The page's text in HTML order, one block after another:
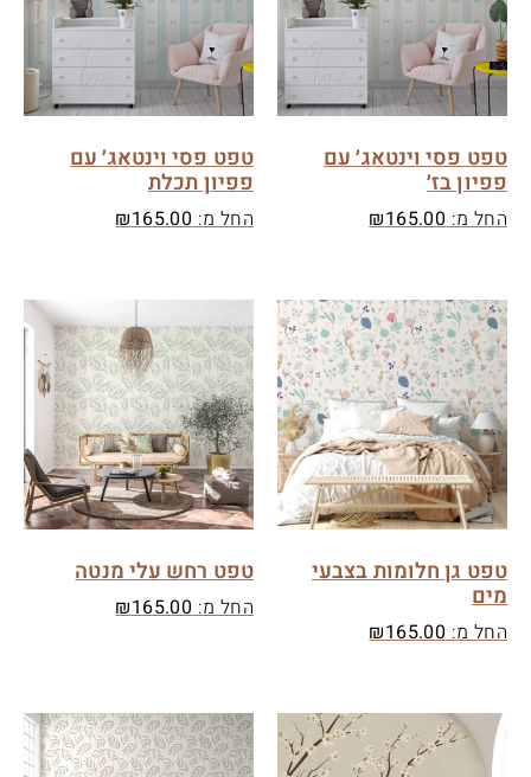
טפט פסי וינטאג׳ עם
פפיון בז׳
החל מ: ₪165.00
טפט פסי וינטאג׳ עם
פפיון תכלת
החל מ: ₪165.00
טפט גן חלומות בצבעי
מים
החל מ: ₪165.00
טפט רחש עלי מנטה
החל מ: ₪165.00